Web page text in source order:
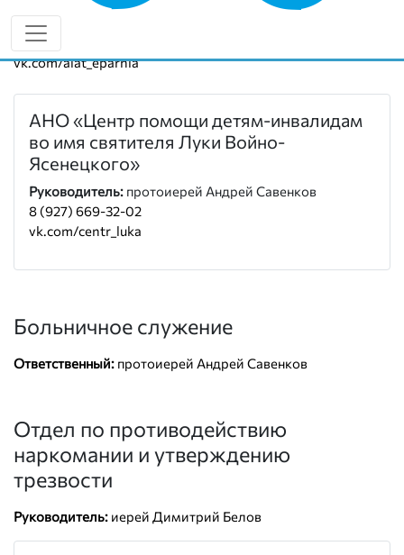
8 (927) 669-32-05
alat-eparhia.ru
vk.com/alat_eparhia
АНО «Центр помощи детям-инвалидам
во имя святителя Луки Войно-
Ясенецкого»
Руководитель: протоиерей Андрей Савенков
8 (927) 669-32-02
vk.com/centr_luka
Больничное служение
Ответственный: протоиерей Андрей Савенков
Отдел по противодействию
наркомании и утверждению
трезвости
Руководитель: иерей Димитрий Белов